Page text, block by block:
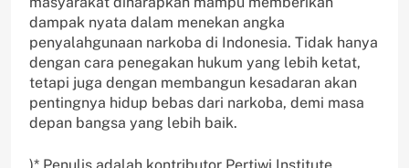
dampak nyata dalam menekan angka
penyalahgunaan narkoba di Indonesia. Tidak hanya
dengan cara penegakan hukum yang lebih ketat,
tetapi juga dengan membangun kesadaran akan
pentingnya hidup bebas dari narkoba, demi masa
depan bangsa yang lebih baik.